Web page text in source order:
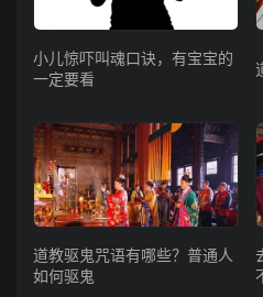
小儿惊吓叫魂口诀，有宝宝的
一定要看
道教驱鬼咒语有哪些？普通人
如何驱鬼